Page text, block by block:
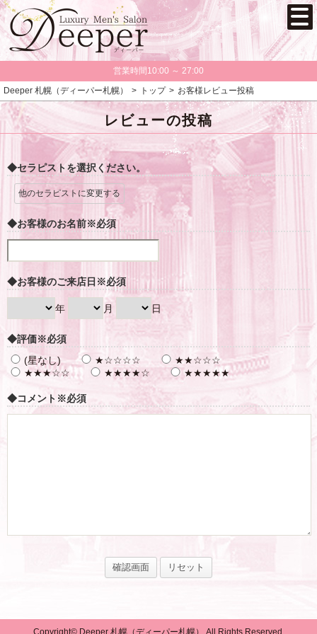
営業時間10:00 ～ 27:00
Deeper 札幌（ディーパー札幌）
トップ お客様レビュー投稿
レビューの投稿
◆セラピストを選択ください。
他のセラピストに変更する
◆お客様のお名前※必須
◆お客様のご来店日 ※必須
年 月 日
◆評価※必須
(星なし)
★☆☆☆☆
★★☆☆☆
★★★☆☆
★★★★☆ ★★★★★
◆コメント ※必須
Copyright© Deeper 札幌（ディーパー札幌） All Rights Reserved.